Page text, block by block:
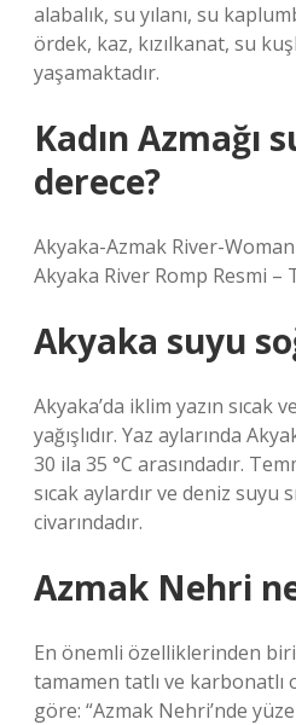
alabalık, su yılanı, su
ördek, kaz, kızılkanat, su
yaşamaktadır.
Kadın Azmağı
derece?
Akyaka-Azmak River-Woman
Akyaka River Romp Resmi –
Akyaka suyu
Akyaka’da iklim yazın sıcak
yağışlıdır. Yaz aylarında
30 ila 35 °C arasındadır.
sıcak aylardır ve deniz suyu
civarındadır.
Azmak Nehri
En önemli özelliklerinden
tamamen tatlı ve karbonatlı
göre: “Azmak Nehri’nde